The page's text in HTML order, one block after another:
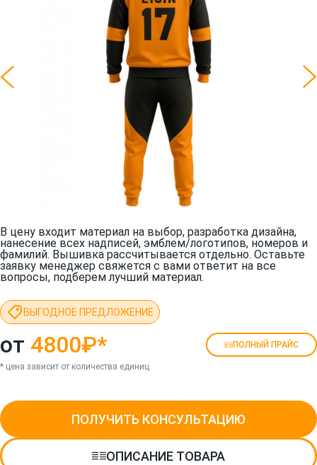
В цену входит материал на выбор, разработка дизайна,
нанесение всех надписей, эмблем/логотипов, номеров и
фамилий. Вышивка рассчитывается отдельно. Оставьте
заявку менеджер свяжется с вами ответит на все
вопросы, подберем лучший материал.
ВЫГОДНОЕ ПРЕДЛОЖЕНИЕ
от 4800₽* ПОЛНЫЙ ПРАЙС
* цена зависит от количества единиц
ПОЛУЧИТЬ КОНСУЛЬТАЦИЮ
ОПИСАНИЕ ТОВАРА